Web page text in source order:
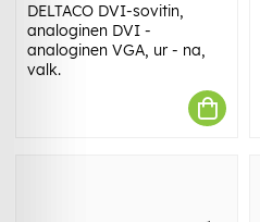
DELTACO DVI-sovitin,
analoginen DVI -
analoginen VGA, ur - na,
valk.